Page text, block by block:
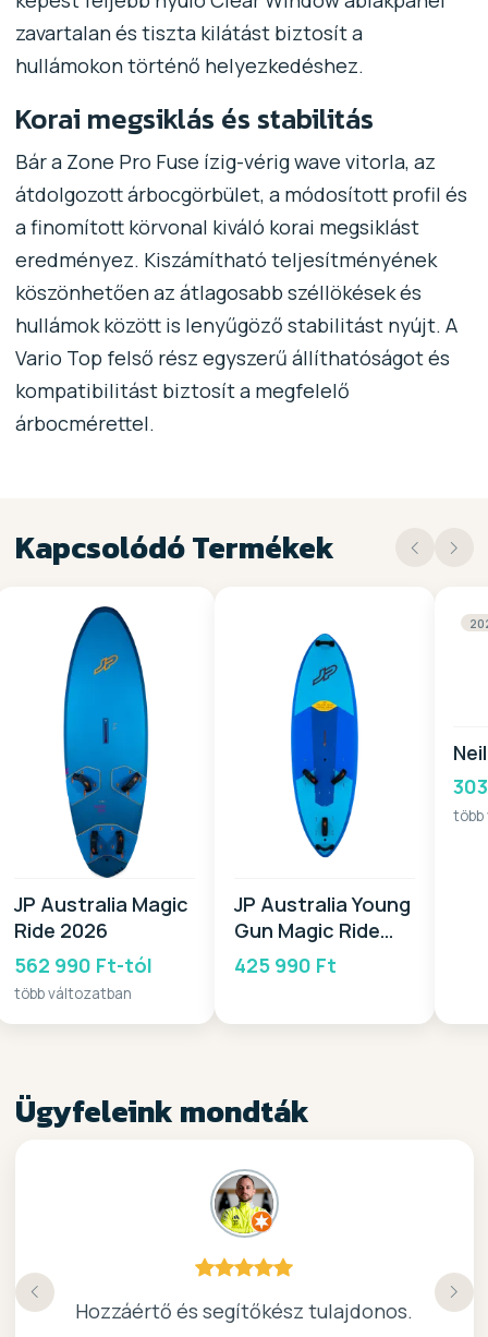
zavartalan és tiszta kilátást biztosít a
hullámokon történő helyezkedéshez.
Korai megsiklás és stabilitás
Bár a Zone Pro Fuse ízig-vérig wave vitorla, az
átdolgozott árbocgörbület, a módosított profil és
a finomított körvonal kiváló korai megsiklást
eredményez. Kiszámítható teljesítményének
köszönhetően az átlagosabb széllökések és
hullámok között is lenyűgöző stabilitást nyújt. A
Vario Top felső rész egyszerű állíthatóságot és
kompatibilitást biztosít a megfelelő
árbocmérettel.
Kapcsolódó Termékek
JP Australia Magic
Ride 2026
562 990 Ft-tól
több változatban
JP Australia Young
Gun Magic Ride
2026
425 990 Ft
Ügyfeleink mondták
Hozzáértő és segítőkész tulajdonos.
kiváló surf-ös bolt .. ajánlom!
Nagyon kedves elado, jo kis bolt :)
Köszönöm a gyors, barátságos kiszolgálast.